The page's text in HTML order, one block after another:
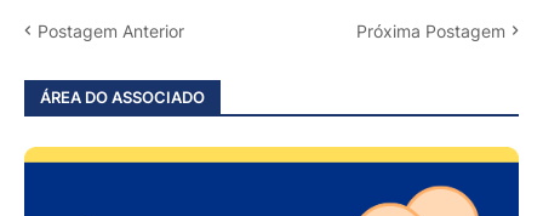
Postagem Anterior Próxima Postagem
ÁREA DO ASSOCIADO